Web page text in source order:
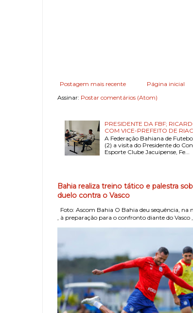
Postagem mais recente
Página inicial
Assinar: Postar comentários (Atom)
PRESIDENTE DA FBF;
COM VICE-PREFEITO DE
A Federação Bahiana de
(2) a visita do Presidente do
Esporte Clube Jacuipense, Fe...
Bahia realiza treino tático e palestra
duelo contra o Vasco
Foto: Ascom Bahia O Bahia deu sequência, na
, à preparação para o confronto diante do Vasco